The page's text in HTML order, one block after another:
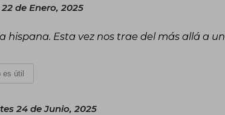
de Enero, 2025
Esta vez nos trae del más allá a un
es útil
24 de Junio, 2025